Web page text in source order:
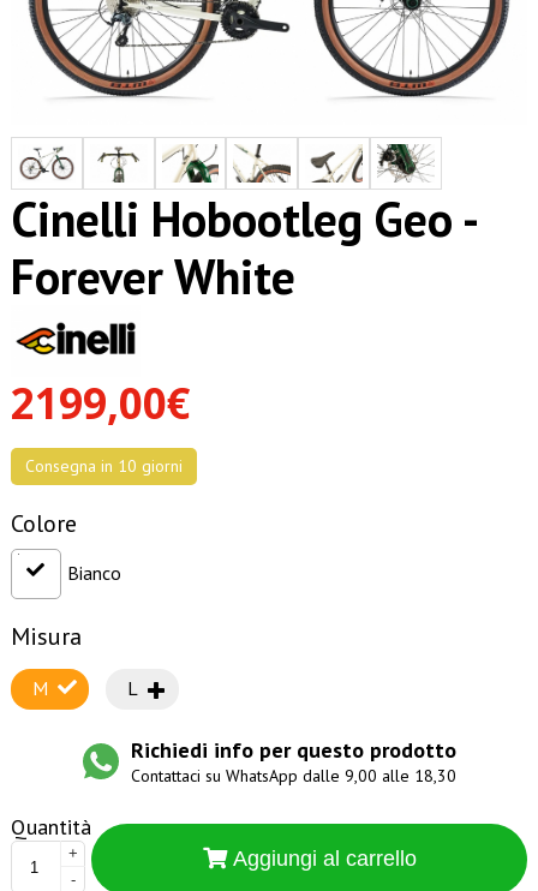
Cinelli Hobootleg Geo -
Forever White
2199,00€
Consegna in 10 giorni
Colore
Bianco
Misura
M L
Richiedi info per questo prodotto
Contattaci su WhatsApp dalle 9,00 alle 18,30
Quantità
+
-
Aggiungi al carrello